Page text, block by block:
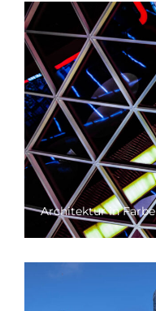
Architektur in Farbe